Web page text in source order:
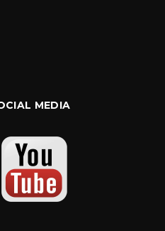
MEDIA